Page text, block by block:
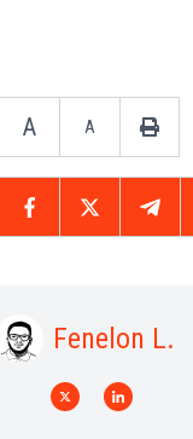
A A
Fenelon L.